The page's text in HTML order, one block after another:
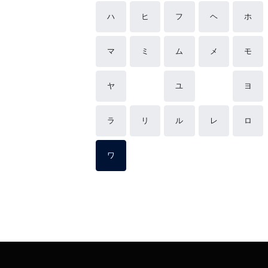
ハ ヒ フ ヘ ホ
マ ミ ム メ モ
ヤ ユ ヨ
ラ リ ル レ ロ
ワ